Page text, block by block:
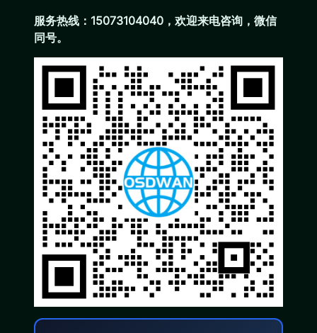
服务热线：15073104040，欢迎来电咨询，微信
同号。